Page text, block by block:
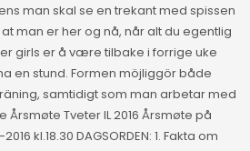
man skal se en trekant med spissen
man er her og nå, når alt du egentlig
girls er å være tilbake i forrige uke
en stund. Formen möjliggör både
samtidigt som man arbetar med
Tveter IL 2016 Årsmøte på
kl.18.30 DAGSORDEN: 1. Fakta om